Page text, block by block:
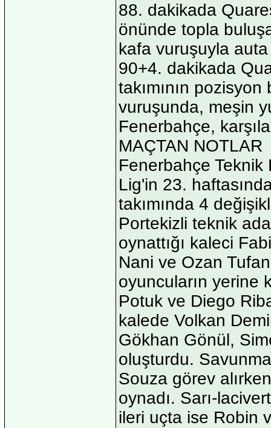
88. dakikada
önünde topla
kafa vuruşuyla
90+4. dakikada
takımının
vuruşunda, meşin
Fenerbahçe,
MAÇTAN NOTLAR
Fenerbahçe
Lig'in 23.
takımında 4
Portekizli teknik
oynattığı kaleci
Nani ve Ozan
oyuncuların yerine
Potuk ve Diego
kalede Volkan
Gökhan Gönül,
oluşturdu.
Souza görev
oynadı. Sarı-
ileri uçta ise Robin